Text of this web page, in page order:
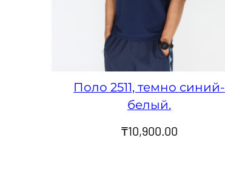
Поло 2511, темно синий-
белый.
₸10,900.00